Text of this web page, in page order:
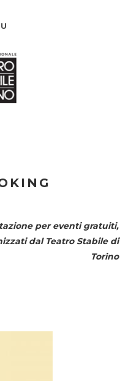
per eventi gratuiti,
dal Teatro Stabile di
Torino